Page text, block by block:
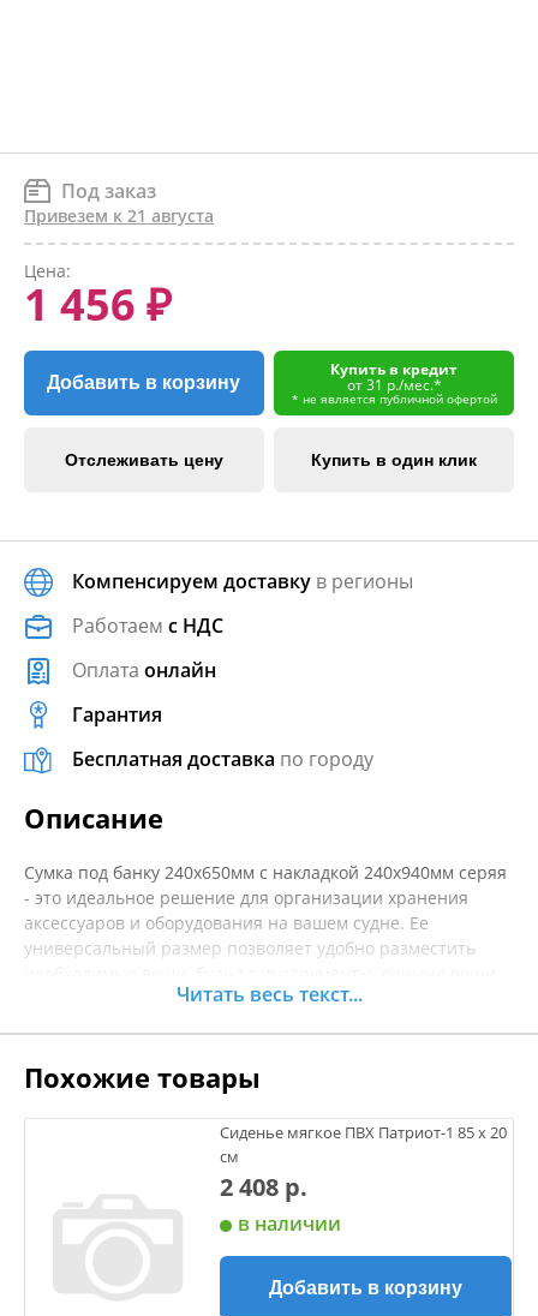
Под заказ
Привезем к 21 августа
Цена:
1 456 ₽
Добавить в корзину
Купить в кредит
от 31 р./мес.*
* не является публичной офертой
Отслеживать цену Купить в один клик
Компенсируем доставку в регионы
Работаем с НДС
Оплата онлайн
Гарантия
Бесплатная доставка по городу
Описание
Сумка под банку 240х650мм с накладкой 240х940мм серяя
- это идеальное решение для организации хранения
аксессуаров и оборудования на вашем судне. Ее
универсальный размер позволяет удобно разместить
или запасные части. Накладка обеспечивает
активного отдыха на воде. Произведенная из прочных и
водоотталкивающих материалов, сумка легко
выдерживает воздействие влаги и солнечных лучей, что
гарантирует долговечность и надежность. Легкость в
использовании и практичность делают её отличным
выбором для любителей водных активностей. Перед
покупкой рекомендуется уточнять характеристики
товара.
Читать весь текст...
Похожие товары
Сиденье мягкое ПВХ Патриот-1 85 x 20
см
2 408 р.
в наличии
Добавить в корзину